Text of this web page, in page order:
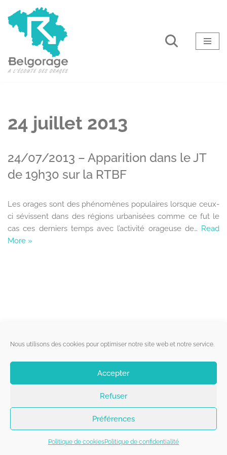
Nous utilisons des cookies pour optimiser notre site web et notre service.
Accepter
Refuser
Préférences
Politique de cookiesPolitique de confidentialité
Aller
24 juillet 2013
24/07/2013 – Apparition dans le JT
de 19h30 sur la RTBF
Les orages sont des phénomènes populaires lorsque ceux-
ci sévissent dans des régions urbanisées comme ce fut le
cas ces derniers temps avec l’activité orageuse de… Read
More »
Liens utiles
Qui sommes-nous ?
Politique de cookies
Copyright 2026 - Belgorage